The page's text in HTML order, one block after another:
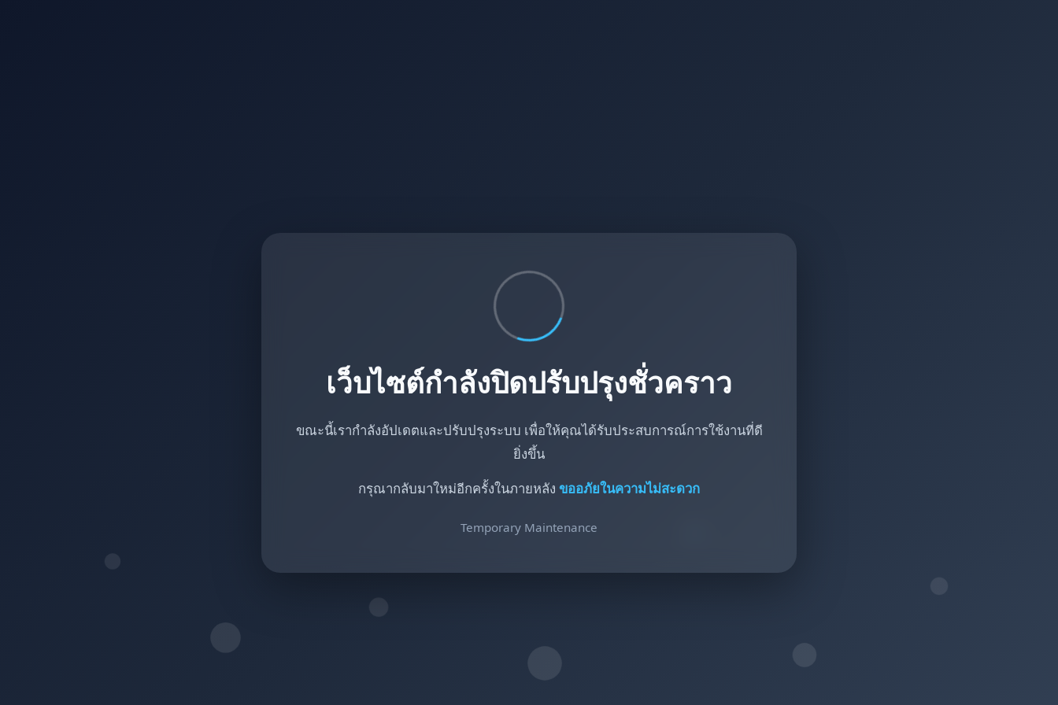
เว็บไซต์กำลังปิดปรับปรุงชั่วคราว
ขณะนี้เรากำลังอัปเดตและปรับปรุงระบบ เพื่อให้คุณได้รับประสบการณ์การใช้งานที่ดี
ยิ่งขึ้น
กรุณากลับมาใหม่อีกครั้งในภายหลัง ขออภัยในความไม่สะดวก
Temporary Maintenance